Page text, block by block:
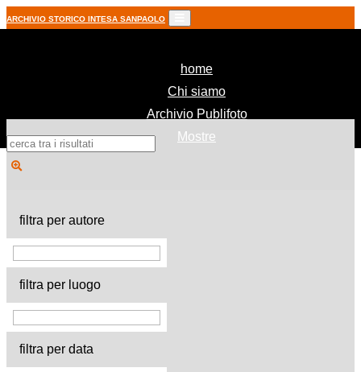
ARCHIVIO STORICO INTESA SANPAOLO
home(current)
Chi siamo
Archivio Publifoto
Mostre
filtra per autore
filtra per luogo
filtra per data